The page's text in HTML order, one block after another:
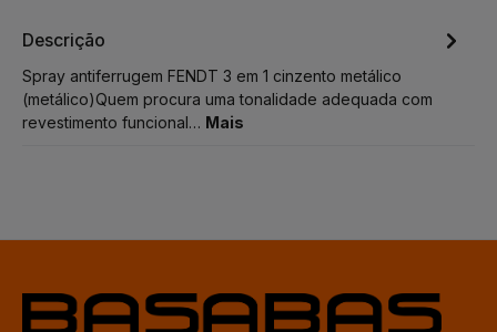
Descrição
Spray antiferrugem FENDT 3 em 1 cinzento metálico
(metálico)Quem procura uma tonalidade adequada com
revestimento funcional… Mais